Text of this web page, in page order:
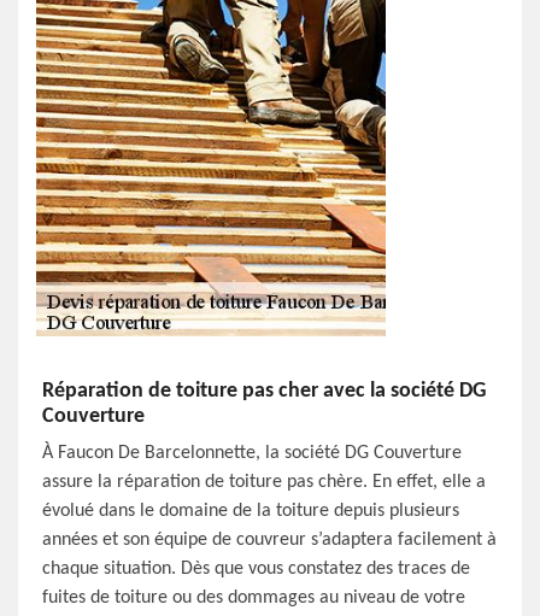
Réparation de toiture pas cher avec la société DG
Couverture
À Faucon De Barcelonnette, la société DG Couverture
assure la réparation de toiture pas chère. En effet, elle a
évolué dans le domaine de la toiture depuis plusieurs
années et son équipe de couvreur s’adaptera facilement à
chaque situation. Dès que vous constatez des traces de
fuites de toiture ou des dommages au niveau de votre